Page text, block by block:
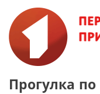
Прогулка